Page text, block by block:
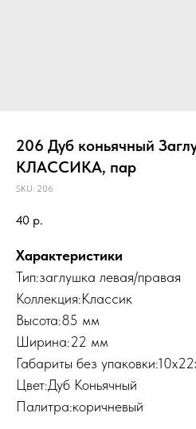
206 Дуб коньячный
КЛАССИКА, пар
SKU: 206
40 р.
Характеристики
Тип:заглушка левая/правая
Коллекция:Классик
Высота:85 мм
Ширина:22 мм
Габариты без
Цвет:Дуб Коньячный
Палитра:коричневый